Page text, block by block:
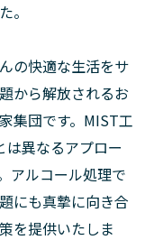
。
の快適な生活をサ
から解放されるお
集団です。MIST工
異なるアプロー
アルコール処理で
にも真摯に向き合
を提供いたしま